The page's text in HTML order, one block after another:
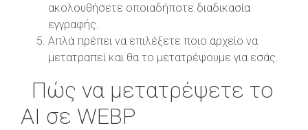
ακολουθήσετε οποιαδήποτε διαδικασία
εγγραφής.
Απλά πρέπει να επιλέξετε ποιο αρχείο να
μετατραπεί και θα το μετατρέψουμε για εσάς.
Πώς να μετατρέψετε το
AI σε WEBP